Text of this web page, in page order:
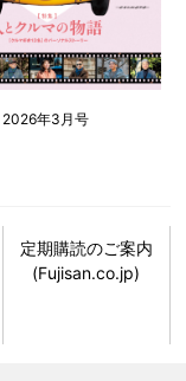
2026年3月号
定期購読のご案内
(Fujisan.co.jp)